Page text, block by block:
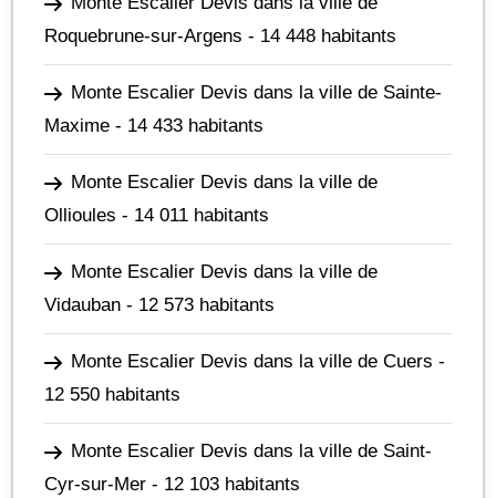
Roquebrune-sur-Argens - 14 448 habitants
Monte Escalier Devis dans la ville de Sainte-
Maxime - 14 433 habitants
Monte Escalier Devis dans la ville de
Ollioules - 14 011 habitants
Monte Escalier Devis dans la ville de
Vidauban - 12 573 habitants
Monte Escalier Devis dans la ville de Cuers -
12 550 habitants
Monte Escalier Devis dans la ville de Saint-
Cyr-sur-Mer - 12 103 habitants